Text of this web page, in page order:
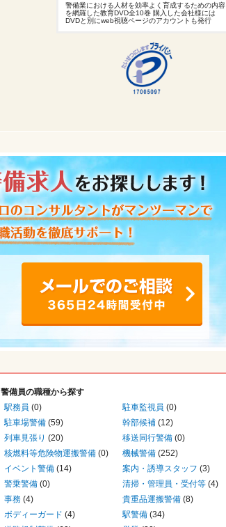
警備業における人材を効率よく育成するための内容
を網羅した教育DVD全10巻 購入した会社様には
DVDと別にweb視聴ページのアカウントも発行
警備員の職種から探す
駅務員 (0) 駐車監視員 (0)
駐車場警備 (59) 幹部候補 (12)
列車見張り (20) 移送同行警備 (0)
核燃料等危険物運搬警備 (0) 機械警備 (252)
イベント警備 (14) 案内・誘導スタッフ (3)
警乗警備 (0) 清掃・管理員・受付等 (4)
事務 (4) 貴重品運搬警備 (8)
ボディーガード (4) 駅警備 (34)